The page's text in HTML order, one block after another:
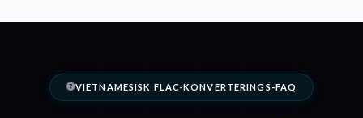
VIETNAMESISK FLAC-KONVERTERINGS-FAQ